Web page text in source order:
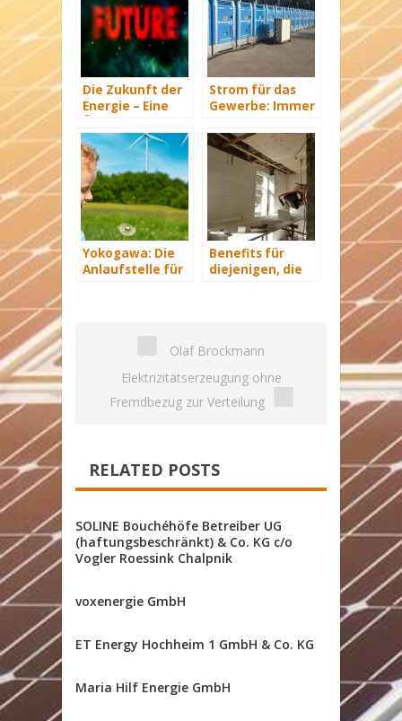
Die Zukunft der
Energie – Eine
Strom für das
Gewerbe: Immer
versorgt
Yokogawa: Die
Anlaufstelle für
Energiemanagement
Benefits für
diejenigen, die
Olaf Brockmann
Elektrizitätserzeugung ohne
Fremdbezug zur Verteilung
RELATED POSTS
SOLINE Bouchéhöfe Betreiber UG
(haftungsbeschränkt) & Co. KG c/o
Vogler Roessink Chalpnik
voxenergie GmbH
ET Energy Hochheim 1 GmbH & Co. KG
Maria Hilf Energie GmbH